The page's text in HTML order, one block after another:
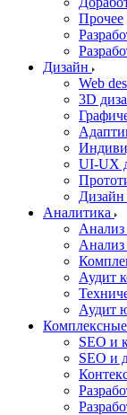
Прочее
Дизайн
Web
3D
UI‑UX
Аналитика
Анализ
Аудит
Аудит
SEO и
SEO и